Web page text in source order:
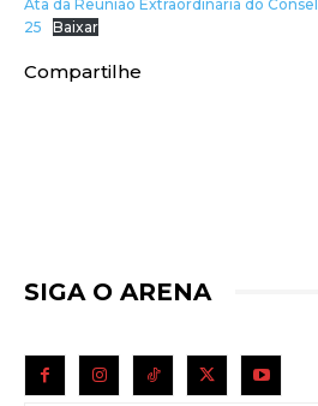
Ata da Reunião Extraordinária do
25
Baixar
Compartilhe
SIGA O ARENA